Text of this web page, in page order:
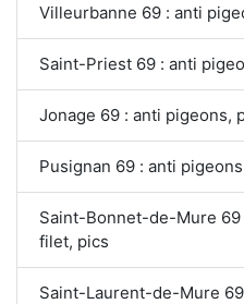
Villeurbanne 69 : anti
Saint-Priest 69 : anti
Jonage 69 : anti pigeons,
Pusignan 69 : anti
Saint-Bonnet-de-Mure
filet, pics
Saint-Laurent-de-Mure